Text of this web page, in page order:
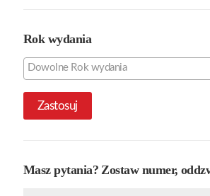
Rok wydania
Zastosuj
Masz pytania? Zostaw numer,